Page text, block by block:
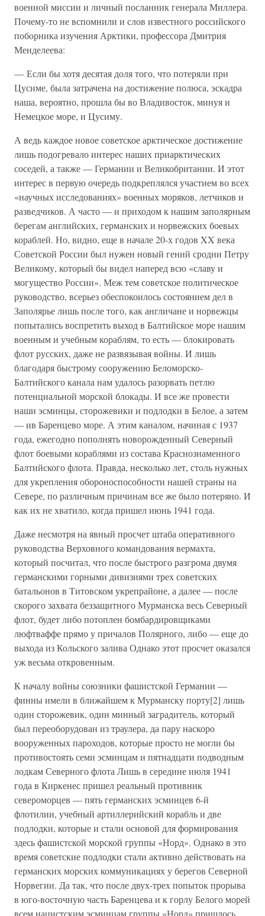
военной миссии и личный посланник генерала Миллера.
Почему-то не вспомнили и слов известного российского
поборника изучения Арктики, профессора Дмитрия
Менделеева:
— Если бы хотя десятая доля того, что потеряли при
Цусиме, была затрачена на достижение полюса, эскадра
наша, вероятно, прошла бы во Владивосток, минуя и
Немецкое море, и Цусиму.
А ведь каждое новое советское арктическое достижение
лишь подогревало интерес наших приарктических
соседей, а также — Германии и Великобритании. И этот
интерес в первую очередь подкреплялся участием во всех
«научных исследованиях» военных моряков, летчиков и
разведчиков. А часто — и приходом к нашим заполярным
берегам английских, германских и норвежских боевых
кораблей. Но, видно, еще в начале 20-х годов XX века
Советской России был нужен новый гений сродни Петру
Великому, который бы видел наперед всю «славу и
могущество России». Меж тем советское политическое
руководство, всерьез обеспокоилось состоянием дел в
Заполярье лишь после того, как англичане и норвежцы
попытались воспретить выход в Балтийское море нашим
военным и учебным кораблям, то есть — блокировать
флот русских, даже не развязывая войны. И лишь
благодаря быстрому сооружению Беломорско-
Балтийского канала нам удалось разорвать петлю
потенциальной морской блокады. И все же провести
наши эсминцы, сторожевики и подлодки в Белое, а затем
— ив Баренцево море. А этим каналом, начиная с 1937
года, ежегодно пополнять новорожденный Северный
флот боевыми кораблями из состава Краснознаменного
Балтийского флота. Правда, несколько лет, столь нужных
для укрепления обороноспособности нашей страны на
Севере, по различным причинам все же было потеряно. И
как их не хватило, когда пришел июнь 1941 года.
Даже несмотря на явный просчет штаба оперативного
руководства Верховного командования вермахта,
который посчитал, что после быстрого разгрома двумя
германскими горными дивизиями трех советских
батальонов в Титовском укрепрайоне, а далее — после
скорого захвата беззащитного Мурманска весь Северный
флот, будет либо потоплен бомбардировщиками
люфтваффе прямо у причалов Полярного, либо — еще до
выхода из Кольского залива Однако этот просчет оказался
уж весьма откровенным.
К началу войны союзники фашистской Германии —
финны имели в ближайшем к Мурманску порту[2] лишь
один сторожевик, один минный заградитель, который
был переоборудован из траулера, да пару наскоро
вооруженных пароходов, которые просто не могли бы
противостоять семи эсминцам и пятнадцати подводным
лодкам Северного флота Лишь в середине июля 1941
года в Киркенес пришел реальный противник
североморцев — пять германских эсминцев 6-й
флотилии, учебный артиллерийский корабль и две
подлодки, которые и стали основой для формирования
здесь фашистской морской группы «Норд». Однако в это
время советские подлодки стали активно действовать на
германских морских коммуникациях у берегов Северной
Норвегии. Да так, что после двух-трех попыток прорыва
в юго-восточную часть Баренцева и к горлу Белого морей
всем нацистским эсминцам группы «Норд» пришлось